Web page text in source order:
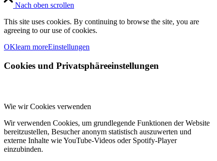
Nach oben scrollen
This site uses cookies. By continuing to browse the site, you are
agreeing to our use of cookies.
OKlearn moreEinstellungen
Cookies und Privatsphäreeinstellungen
Wie wir Cookies verwenden
Wir verwenden Cookies, um grundlegende Funktionen der Website
bereitzustellen, Besucher anonym statistisch auszuwerten und
externe Inhalte wie YouTube-Videos oder Spotify-Player
einzubinden.